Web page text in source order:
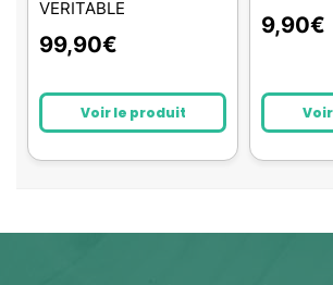
VERITABLE
99,90€
Voir le produit
9,90€